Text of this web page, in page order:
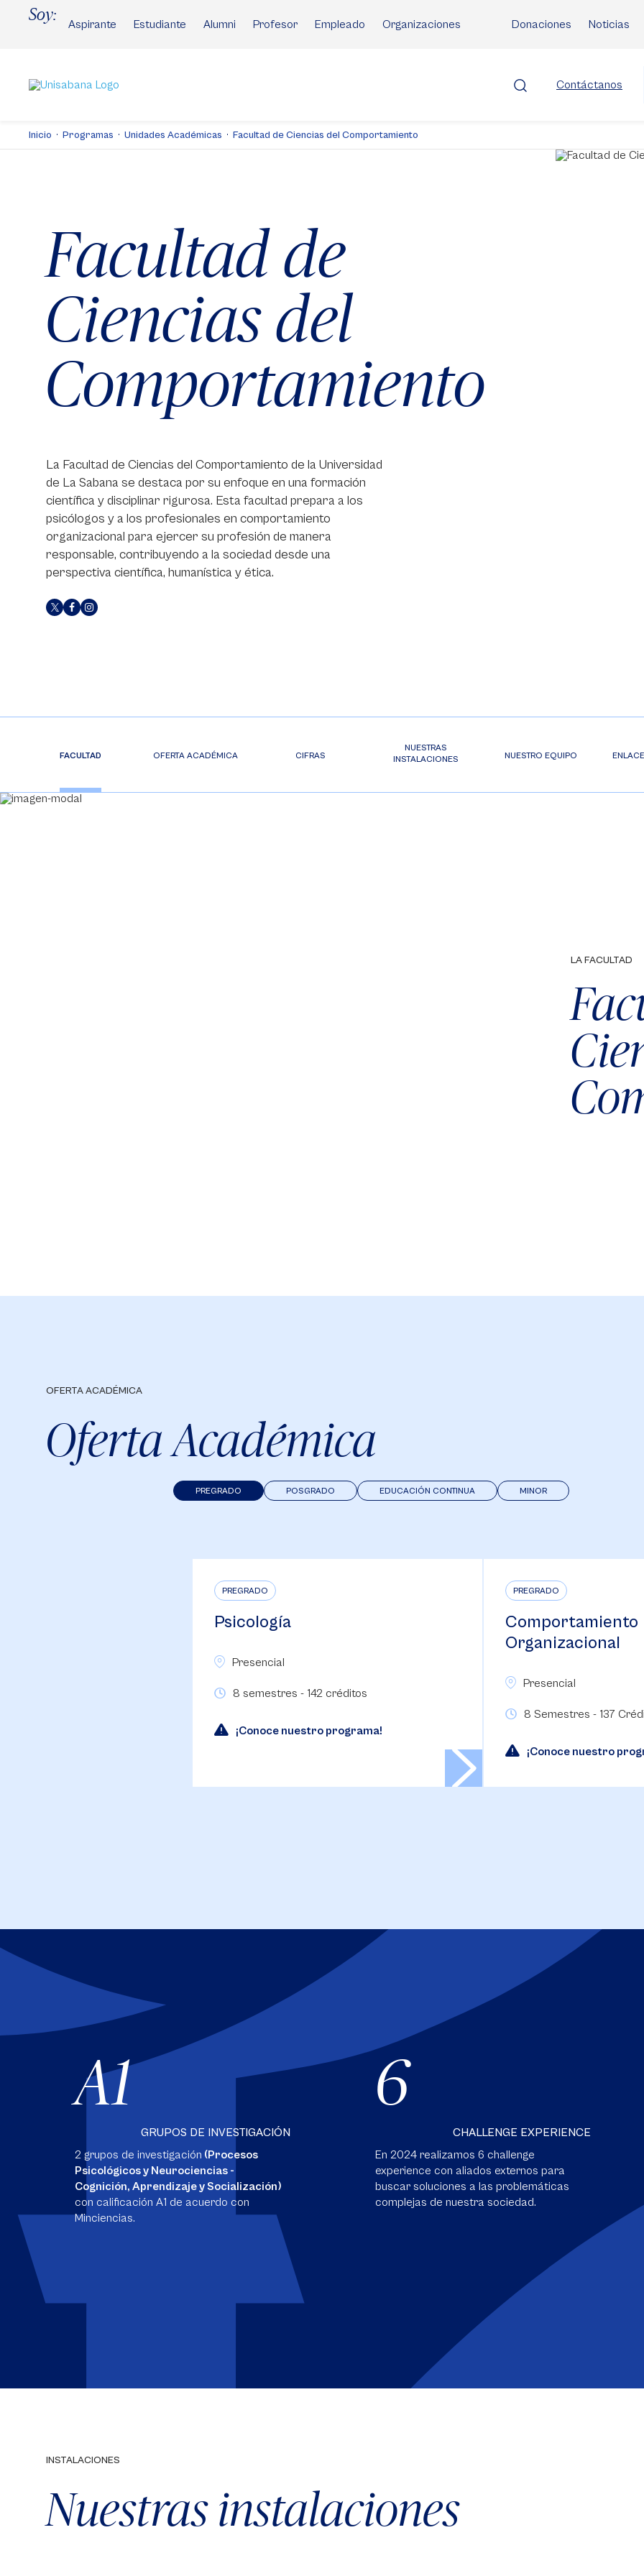
Soy:
Aspirante Estudiante Alumni Profesor Empleado Organizaciones Donaciones Noticias
Contáctanos
Inicio Programas Unidades Académicas Facultad de Ciencias del Comportamiento
Facultad de
Ciencias del
Comportamiento
La Facultad de Ciencias del Comportamiento de la Universidad
de La Sabana se destaca por su enfoque en una formación
científica y disciplinar rigurosa. Esta facultad prepara a los
psicólogos y a los profesionales en comportamiento
organizacional para ejercer su profesión de manera
responsable, contribuyendo a la sociedad desde una
perspectiva científica, humanística y ética.
FACULTAD OFERTA ACADÉMICA CIFRAS
NUESTRAS
INSTALACIONES
NUESTRO EQUIPO
LA FACULTAD
OFERTA ACADÉMICA
Oferta Académica
MINOR
EDUCACIÓN CONTINUA
POSGRADO
PREGRADO
PREGRADO
Psicología
Presencial
8 semestres - 142 créditos
¡Conoce nuestro programa!
PREGRADO
Comportamiento
Organizacional
Presencial
8 Semestres - 137
¡Conoce nuestro
A1
GRUPOS DE INVESTIGACIÓN
2 grupos de investigación (Procesos
Psicológicos y Neurociencias -
Cognición, Aprendizaje y Socialización)
con calificación A1 de acuerdo con
Minciencias.
6
CHALLENGE EXPERIENCE
En 2024 realizamos 6 challenge
experience con aliados externos para
buscar soluciones a las problemáticas
complejas de nuestra sociedad.
INSTALACIONES
Nuestras instalaciones